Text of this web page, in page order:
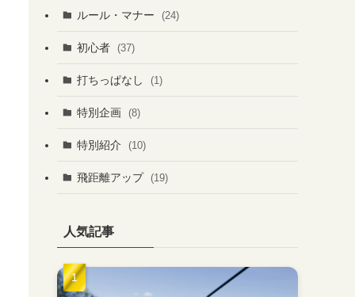
ルール・マナー (24)
初心者 (37)
打ちっぱなし (1)
特別企画 (8)
特別紹介 (10)
飛距離アップ (19)
人気記事